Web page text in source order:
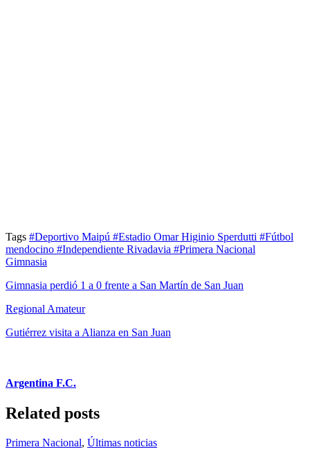
Tags #Deportivo Maipú #Estadio Omar Higinio Sperdutti #Fútbol
mendocino #Independiente Rivadavia #Primera Nacional
Gimnasia
Gimnasia perdió 1 a 0 frente a San Martín de San Juan
Regional Amateur
Gutiérrez visita a Alianza en San Juan
Argentina F.C.
Related posts
Primera Nacional, Últimas noticias